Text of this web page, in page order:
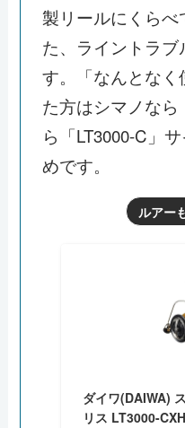
製リールにくらべ
た、ライントラ
す。「なんとなく
た方はシマノな
ら「LT3000-C」
めです。
ルアー
ダイワ(DAIWA)
リス LT3000-CXH